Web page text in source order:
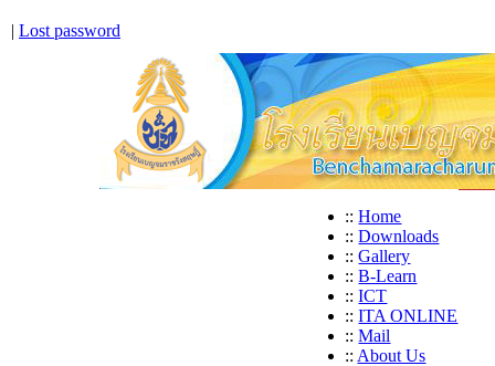
| Lost password
:: Home
:: Downloads
:: Gallery
:: B-Learn
:: ICT
:: ITA ONLINE
:: Mail
:: About Us